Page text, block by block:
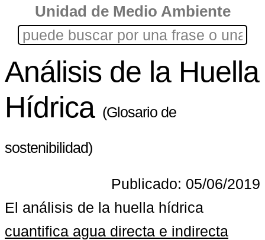
Unidad de Medio Ambiente
Análisis de la Huella
Hídrica (Glosario de
sostenibilidad)
Publicado: 05/06/2019
cuantifica agua directa e indirecta